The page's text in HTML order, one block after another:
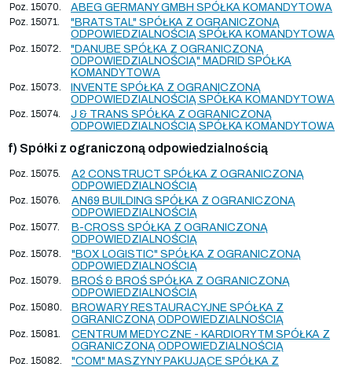
Poz. 15070. ABEG GERMANY GMBH SPÓŁKA KOMANDYTOWA
Poz. 15071.
"BRATSTAL" SPÓŁKA Z OGRANICZONĄ
ODPOWIEDZIALNOŚCIĄ SPÓŁKA KOMANDYTOWA
Poz. 15072.
"DANUBE SPÓŁKA Z OGRANICZONĄ
ODPOWIEDZIALNOŚCIĄ" MADRID SPÓŁKA
KOMANDYTOWA
Poz. 15073.
INVENTE SPÓŁKA Z OGRANICZONĄ
ODPOWIEDZIALNOŚCIĄ SPÓŁKA KOMANDYTOWA
Poz. 15074.
J & TRANS SPÓŁKA Z OGRANICZONĄ
ODPOWIEDZIALNOŚCIĄ SPÓŁKA KOMANDYTOWA
f) Spółki z ograniczoną odpowiedzialnością
Poz. 15075.
A2 CONSTRUCT SPÓŁKA Z OGRANICZONĄ
ODPOWIEDZIALNOŚCIĄ
Poz. 15076.
AN69 BUILDING SPÓŁKA Z OGRANICZONĄ
ODPOWIEDZIALNOŚCIĄ
Poz. 15077.
B-CROSS SPÓŁKA Z OGRANICZONĄ
ODPOWIEDZIALNOŚCIĄ
Poz. 15078.
"BOX LOGISTIC" SPÓŁKA Z OGRANICZONĄ
ODPOWIEDZIALNOŚCIĄ
Poz. 15079.
BROŚ & BROŚ SPÓŁKA Z OGRANICZONĄ
ODPOWIEDZIALNOŚCIĄ
Poz. 15080.
BROWARY RESTAURACYJNE SPÓŁKA Z
OGRANICZONĄ ODPOWIEDZIALNOŚCIĄ
Poz. 15081.
CENTRUM MEDYCZNE - KARDIORYTM SPÓŁKA Z
OGRANICZONĄ ODPOWIEDZIALNOŚCIĄ
Poz. 15082.
"COM" MASZYNY PAKUJĄCE SPÓŁKA Z